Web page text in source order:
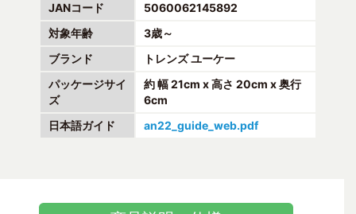
JANコード
5060062145892
対象年齢
3歳～
ブランド
トレンズ ユーケー
パッケージサイ
ズ
約 幅 21cm x 高さ 20cm x 奥行
6cm
日本語ガイド
an22_guide_web.pdf